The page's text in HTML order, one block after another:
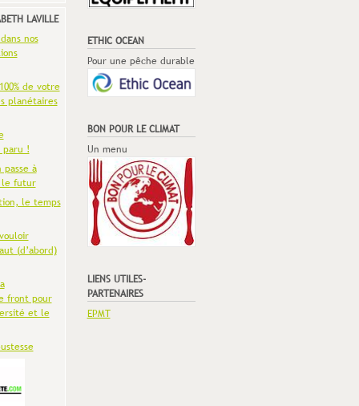
LAVILLE
nos
de votre
planétaires
paru !
passe à
le futur
le temps
(d’abord)
front pour
et le
ETHIC OCEAN
Pour une pêche durable
BON POUR LE CLIMAT
Un menu
LIENS UTILES-
PARTENAIRES
EPMT